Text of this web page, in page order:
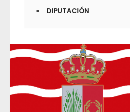
DIPUTACIÓN